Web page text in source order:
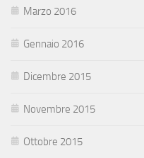
Marzo 2016
Gennaio 2016
Dicembre 2015
Novembre 2015
Ottobre 2015